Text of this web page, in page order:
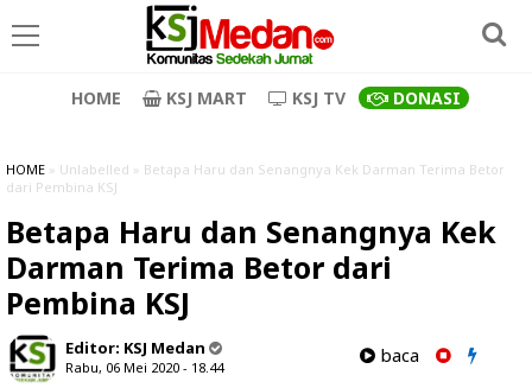
HOME KSJ MART KSJ TV DONASI
HOME » Unlabelled » Betapa Haru dan Senangnya Kek Darman Terima Betor
dari Pembina KSJ
Betapa Haru dan Senangnya Kek
Darman Terima Betor dari
Pembina KSJ
Editor: KSJ Medan
Rabu, 06 Mei 2020 - 18.44
baca